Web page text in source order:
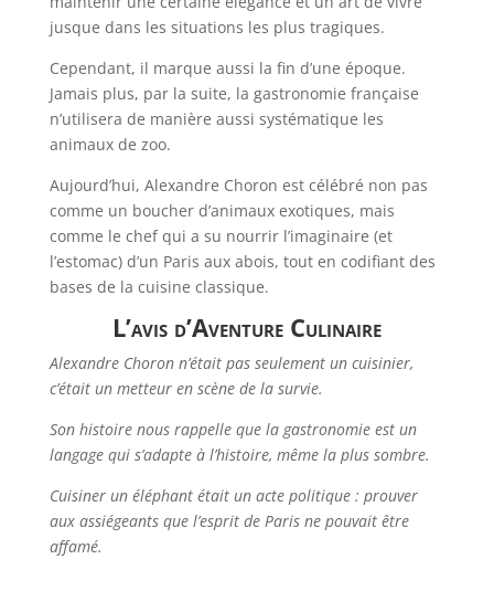
jusque dans les situations les plus tragiques.
Cependant, il marque aussi la fin d’une époque.
Jamais plus, par la suite, la gastronomie française
n’utilisera de manière aussi systématique les
animaux de zoo.
Aujourd’hui, Alexandre Choron est célébré non pas
comme un boucher d’animaux exotiques, mais
comme le chef qui a su nourrir l’imaginaire (et
l’estomac) d’un Paris aux abois, tout en codifiant des
bases de la cuisine classique.
L’avis d’Aventure Culinaire
Alexandre Choron n’était pas seulement un cuisinier,
c’était un metteur en scène de la survie.
Son histoire nous rappelle que la gastronomie est un
langage qui s’adapte à l’histoire, même la plus sombre.
Cuisiner un éléphant était un acte politique : prouver
aux assiégeants que l’esprit de Paris ne pouvait être
affamé.